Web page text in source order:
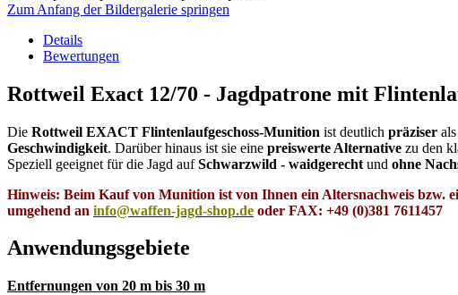
Zum Anfang der Bildergalerie springen
Details
Bewertungen
Rottweil Exact 12/70 - Jagdpatrone mit
Die Rottweil EXACT Flintenlaufgeschoss-Munition ist deutlich präziser
Geschwindigkeit. Darüber hinaus ist sie eine preiswerte Alternative zu den
Speziell geeignet für die Jagd aufSchwarzwild - waidgerecht und ohne
Hinweis: Beim Kauf von Munition ist von Ihnen ein Altersnachweis bzw.
umgehend an info@waffen-jagd-shop.de oder FAX: +49 (0)381 7611457
Anwendungsgebiete
Entfernungen von 20 m bis 30 m